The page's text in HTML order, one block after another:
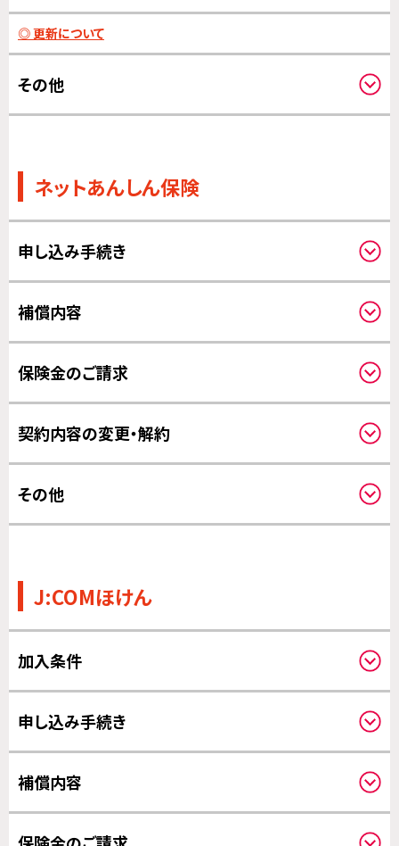
更新について
その他
ネットあんしん保険
申し込み手続き
クーリングオフについて
補償内容
補償の対象となる費用について
補償開始日について
保険金のご請求
契約内容の変更・解約
その他
J:COMほけん
加入条件
申し込み手続き
クーリングオフについて
補償内容